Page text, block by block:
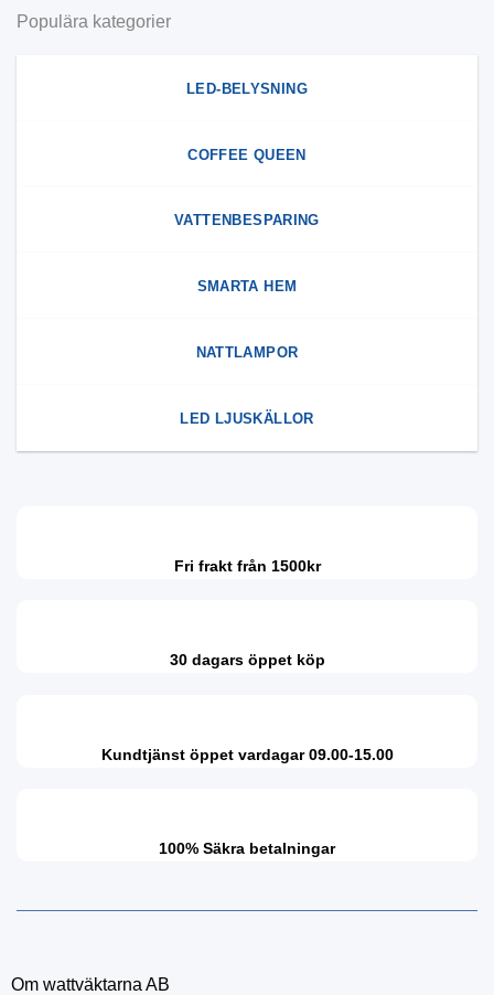
Populära kategorier
LED-BELYSNING
COFFEE QUEEN
VATTENBESPARING
SMARTA HEM
NATTLAMPOR
LED LJUSKÄLLOR
Fri frakt från 1500kr
30 dagars öppet köp
Kundtjänst öppet vardagar 09.00-15.00
100% Säkra betalningar
Om wattväktarna AB